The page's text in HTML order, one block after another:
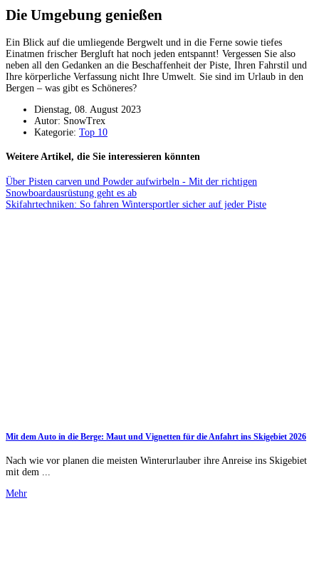
Die Umgebung genießen
Ein Blick auf die umliegende Bergwelt und in die Ferne sowie tiefes
Einatmen frischer Bergluft hat noch jeden entspannt! Vergessen Sie also
neben all den Gedanken an die Beschaffenheit der Piste, Ihren Fahrstil und
Ihre körperliche Verfassung nicht Ihre Umwelt. Sie sind im Urlaub in den
Bergen – was gibt es Schöneres?
Dienstag, 08. August 2023
Autor: SnowTrex
Kategorie: Top 10
Weitere Artikel, die Sie interessieren könnten
Über Pisten carven und Powder aufwirbeln - Mit der richtigen
Snowboardausrüstung geht es ab
Skifahrtechniken: So fahren Wintersportler sicher auf jeder Piste
Mit dem Auto in die Berge: Maut und Vignetten für die Anfahrt ins Skigebiet 2026
Nach wie vor planen die meisten Winterurlauber ihre Anreise ins Skigebiet
mit dem ...
Mehr